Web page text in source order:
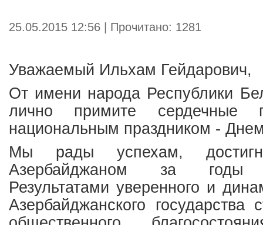
25.05.2015 12:56 | Прочитано: 1281
Уважаемый Ильхам Гейдарович,
От имени народа Республики
лично примите сердечные
национальным праздником -
Мы рады успехам,
Азербайджаном за годы
Результатами уверенного и
Азербайджанского государства